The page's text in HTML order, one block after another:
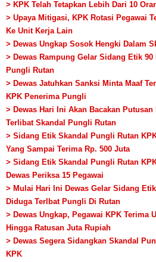
> KPK Telah Tetapkan Lebih Dari 10
> Upaya Mitigasi, KPK Rotasi Pegawai
Ke Unit Kerja Lain
> Dewas Ungkap Sosok Hengki Dalam
> Dewas Rampung Gelar Sidang Etik
Pungli Rutan
> Dewas Jatuhkan Sanksi Minta Maaf
KPK Penerima Pungli
> Dewas Hari Ini Akan Bacakan
Terlibat Skandal Pungli Rutan
> Sidang Etik Skandal Pungli Rutan
Yang Sampai Terima Rp. 500 Juta
> Sidang Etik Skandal Pungli Rutan
Dewas Periksa 15 Pegawai
> Mulai Hari Ini Dewas Gelar Sidang
Diduga Terlbat Pungli Di Rutan
> Dewas Ungkap, Pegawai KPK Terima
Hingga Ratusan Juta Rupiah
> Dewas Segera Sidangkan Skandal
KPK